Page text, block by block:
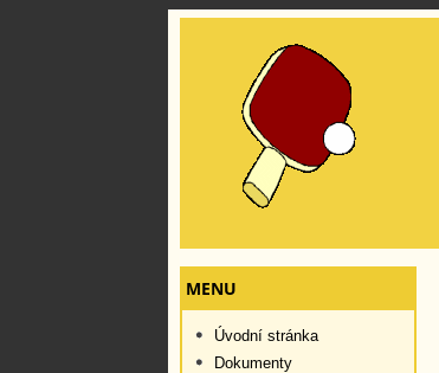
MENU
Úvodní stránka
Dokumenty